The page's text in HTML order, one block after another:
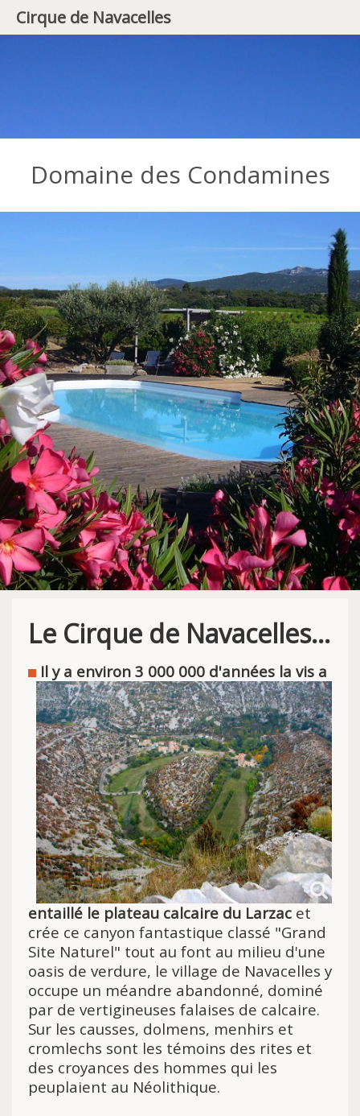
Domaine des Condamines
Le Cirque de Navacelles...
Il y a environ 3 000 000 d'années la vis a
entaillé le plateau calcaire du Larzac et
crée ce canyon fantastique classé "Grand
Site Naturel" tout au font au milieu d'une
oasis de verdure, le village de Navacelles y
occupe un méandre abandonné, dominé
par de vertigineuses falaises de calcaire.
Sur les causses, dolmens, menhirs et
cromlechs sont les témoins des rites et
des croyances des hommes qui les
peuplaient au Néolithique.
Cirque de Navacelles